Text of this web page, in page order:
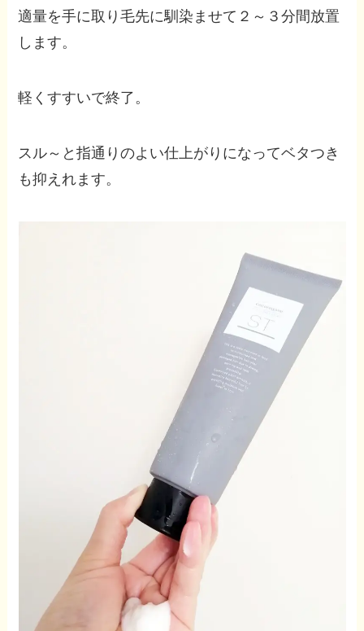
適量を手に取り毛先に馴染ませて２～３分間放置
します。
軽くすすいで終了。
スル～と指通りのよい仕上がりになってベタつき
も抑えれます。